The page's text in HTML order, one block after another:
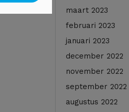
maart 2023
februari 2023
januari 2023
december 2022
november 2022
september 2022
augustus 2022